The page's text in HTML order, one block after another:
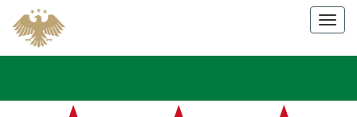
content